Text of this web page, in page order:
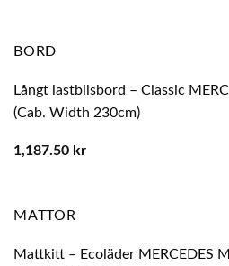
BORD
Långt lastbilsbord – Classic
(Cab. Width 230cm)
1,187.50 kr
MATTOR
Mattkitt – Ecoläder MERCEDES